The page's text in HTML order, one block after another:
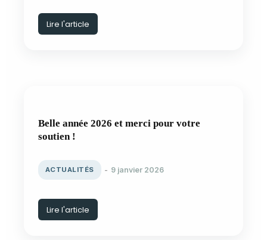
Lire l'article
Belle année 2026 et merci pour votre
soutien !
ACTUALITÉS 9 janvier 2026
Lire l'article